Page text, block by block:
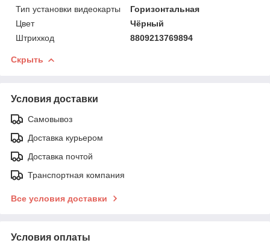
Тип установки видеокарты
Горизонтальная
Цвет
Чёрный
Штрихкод
8809213769894
Скрыть
Условия доставки
Самовывоз
Доставка курьером
Доставка почтой
Транспортная компания
Все условия доставки
Условия оплаты